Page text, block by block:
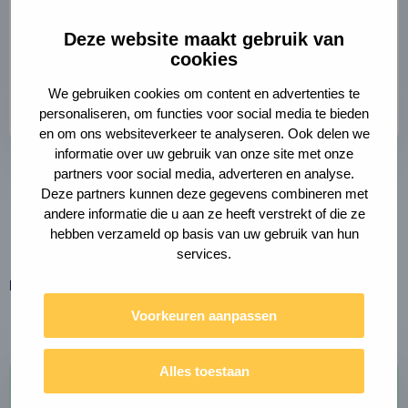
Deze website maakt gebruik van
cookies
We gebruiken cookies om content en advertenties te
personaliseren, om functies voor social media te bieden
en om ons websiteverkeer te analyseren. Ook delen we
informatie over uw gebruik van onze site met onze
partners voor social media, adverteren en analyse.
Deze partners kunnen deze gegevens combineren met
andere informatie die u aan ze heeft verstrekt of die ze
hebben verzameld op basis van uw gebruik van hun
services.
Voorkeuren aanpassen
Alles toestaan
leefomgeving. Het maakt ons
een integrale beleidsvoering.
Hanna Lara Pálsdóttir
Programmaleider Ruimte voor Biobased Bouwen |
City Deal Circulair en Conceptueel Bouwen
Deel deze pagina
Deel
via
e-
Link
klembord
kopiëren
Team